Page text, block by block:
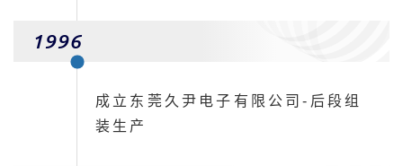
1996
成立东莞久尹电子有限公司-后段组
装生产